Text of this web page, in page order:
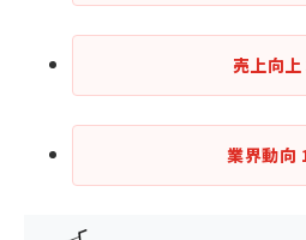
売上向上
業界動向